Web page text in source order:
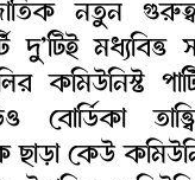
নতুন
দু’টিই মধ্যবিত্ত
কমিউনিস্ট
বোর্ডিকা
কেউ